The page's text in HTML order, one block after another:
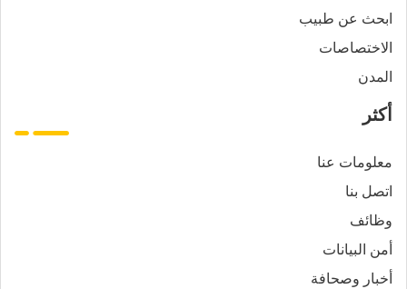
ابحث عن طبيب
الاختصاصات
المدن
أكثر
معلومات عنا
اتصل بنا
وظائف
أمن البيانات
أخبار وصحافة